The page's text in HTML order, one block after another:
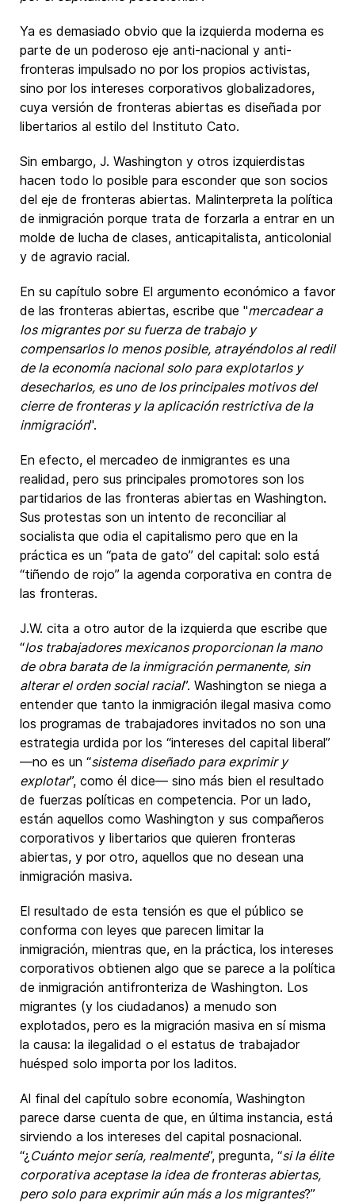
Ya es demasiado obvio que la izquierda moderna es
parte de un poderoso eje anti-nacional y anti-
fronteras impulsado no por los propios activistas,
sino por los intereses corporativos globalizadores,
cuya versión de fronteras abiertas es diseñada por
libertarios al estilo del Instituto Cato.
Sin embargo, J. Washington y otros izquierdistas
hacen todo lo posible para esconder que son socios
del eje de fronteras abiertas. Malinterpreta la política
de inmigración porque trata de forzarla a entrar en un
molde de lucha de clases, anticapitalista, anticolonial
y de agravio racial.
En su capítulo sobre El argumento económico a favor
de las fronteras abiertas, escribe que "mercadear a
los migrantes por su fuerza de trabajo y
compensarlos lo menos posible, atrayéndolos al redil
de la economía nacional solo para explotarlos y
desecharlos, es uno de los principales motivos del
cierre de fronteras y la aplicación restrictiva de la
inmigración".
En efecto, el mercadeo de inmigrantes es una
realidad, pero sus principales promotores son los
partidarios de las fronteras abiertas en Washington.
Sus protestas son un intento de reconciliar al
socialista que odia el capitalismo pero que en la
práctica es un “pata de gato” del capital: solo está
“tiñendo de rojo” la agenda corporativa en contra de
las fronteras.
J.W. cita a otro autor de la izquierda que escribe que
“los trabajadores mexicanos proporcionan la mano
de obra barata de la inmigración permanente, sin
alterar el orden social racial”. Washington se niega a
entender que tanto la inmigración ilegal masiva como
los programas de trabajadores invitados no son una
estrategia urdida por los “intereses del capital liberal”
—no es un “sistema diseñado para exprimir y
explotar”, como él dice— sino más bien el resultado
de fuerzas políticas en competencia. Por un lado,
están aquellos como Washington y sus compañeros
corporativos y libertarios que quieren fronteras
abiertas, y por otro, aquellos que no desean una
inmigración masiva.
El resultado de esta tensión es que el público se
conforma con leyes que parecen limitar la
inmigración, mientras que, en la práctica, los intereses
corporativos obtienen algo que se parece a la política
de inmigración antifronteriza de Washington. Los
migrantes (y los ciudadanos) a menudo son
explotados, pero es la migración masiva en sí misma
la causa: la ilegalidad o el estatus de trabajador
huésped solo importa por los laditos.
Al final del capítulo sobre economía, Washington
parece darse cuenta de que, en última instancia, está
sirviendo a los intereses del capital posnacional.
“¿Cuánto mejor sería, realmente”, pregunta, “si la élite
corporativa aceptase la idea de fronteras abiertas,
pero solo para exprimir aún más a los migrantes?”